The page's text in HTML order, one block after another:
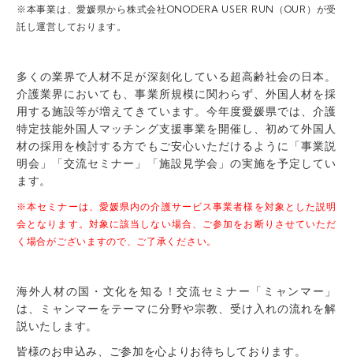
※本事業は、愛媛県から株式会社ONODERA USER RUN（OUR）が受
託し運営しております。
多くの業界で人材不足が深刻化している超高齢社会の日本。
介護業界においても、事業所規模に関わらず、外国人材を採
用する施設等が増えてきています。今年度愛媛県では、介護
特定技能外国人マッチング支援事業を開催し、初めて外国人
材の採用を検討する方でもご安心いただけるように「事業説
明会」「交流セミナー」「施設見学会」の実施を予定してい
ます。
※本セミナーは、愛媛県内の介護サービス事業者様を対象とした説明
会となります。対象に該当しない場合、ご参加をお断りさせていただ
く場合がございますので、ご了承ください。
海外人材の国・文化を知る！交流セミナー「ミャンマー」
は、ミャンマーをテーマに分野や宗教、受け入れの流れを解
説いたします。
皆様のお申込み、ご参加を心よりお待ちしております。